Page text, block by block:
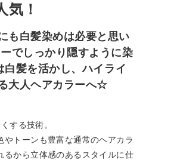
！
も白髪染めは必要と思い
でしっかり隠すように染
髪を活かし、ハイライ
大人ヘアカラーへ☆
する技術。
トーンも豊富な通常のヘアカラ
るから立体感のあるスタイルに仕